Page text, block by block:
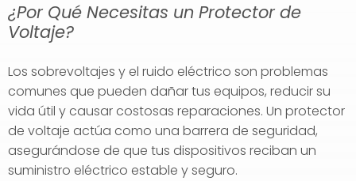
¿Por Qué Necesitas un Protector de
Voltaje?
Los sobrevoltajes y el ruido eléctrico son problemas
comunes que pueden dañar tus equipos, reducir su
vida útil y causar costosas reparaciones. Un protector
de voltaje actúa como una barrera de seguridad,
asegurándose de que tus dispositivos reciban un
suministro eléctrico estable y seguro.